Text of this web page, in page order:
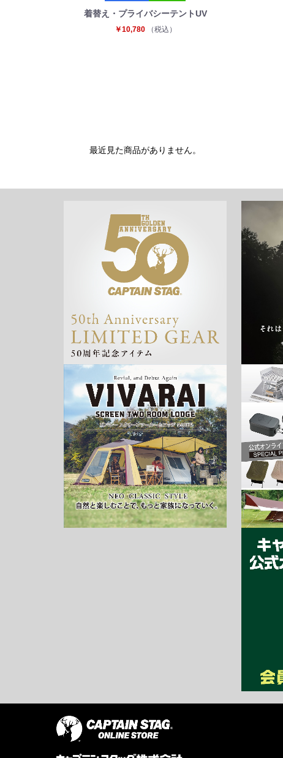
着替え・プライバシーテントUV
￥10,780 （税込）
最近見た商品がありません。